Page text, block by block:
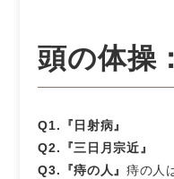
頭の体操
Q1.『日射病』
Q2.『三日月宗近』
Q3.『痔の人』痔の人